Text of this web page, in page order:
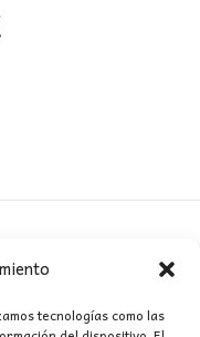
tecnologías como las